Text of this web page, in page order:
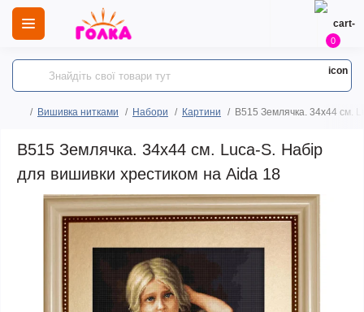
0
Вишивка нитками Набори Картини B515 Землячка. 34х44 см.
B515 Землячка. 34х44 см. Luca-S. Набір
для вишивки хрестиком на Aida 18